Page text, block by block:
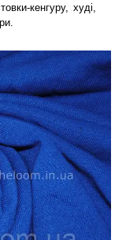
кенгуру, худі,